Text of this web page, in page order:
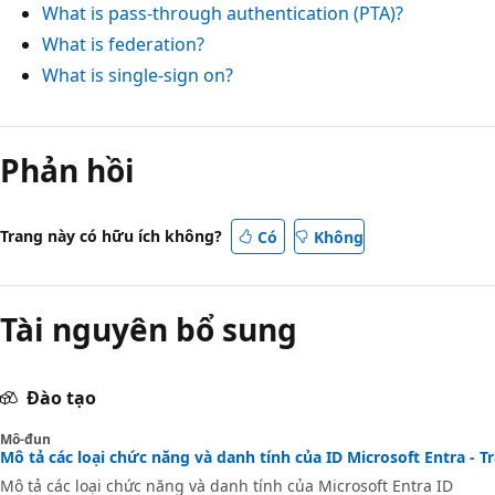
What is pass-through authentication (PTA)?
What is federation?
What is single-sign on?
Chế
độ
đọc
tắt
Phản hồi
Trang này có hữu ích không? Có Không
Tài nguyên bổ sung
Đào tạo
Mô-đun
Mô tả các loại chức năng và danh tính của ID Microsoft Entra -
Mô tả các loại chức năng và danh tính của Microsoft Entra ID